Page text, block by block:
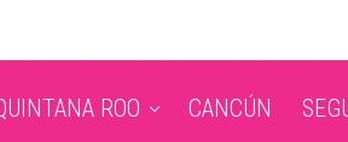
ROO CANCÚN